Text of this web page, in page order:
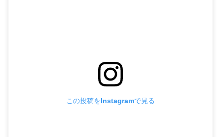
この投稿をInstagramで見る